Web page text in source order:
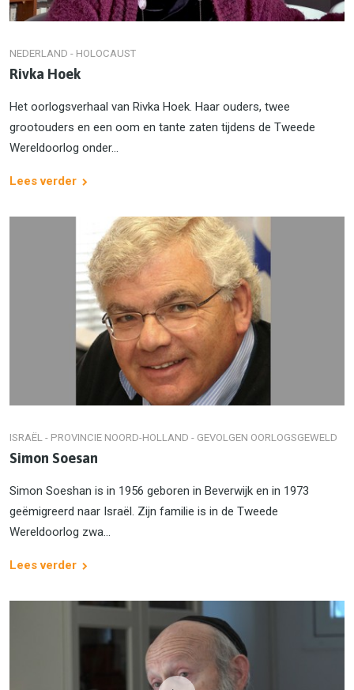
NEDERLAND - HOLOCAUST
Rivka Hoek
Het oorlogsverhaal van Rivka Hoek. Haar ouders, twee
grootouders en een oom en tante zaten tijdens de Tweede
Wereldoorlog onder...
Lees verder
ISRAËL - PROVINCIE NOORD-HOLLAND - GEVOLGEN OORLOGSGEWELD
Simon Soesan
Simon Soeshan is in 1956 geboren in Beverwijk en in 1973
geëmigreerd naar Israël. Zijn familie is in de Tweede
Wereldoorlog zwa...
Lees verder